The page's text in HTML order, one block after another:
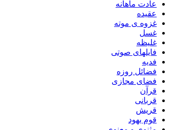
عادت ماهانه
عقیده
غزوه ی موته
غسل
غلیظه
فایلهای صوتی
فدیه
فضائل روزه
فضای مجازی
قرآن
قربانی
قریش
قوم یهود